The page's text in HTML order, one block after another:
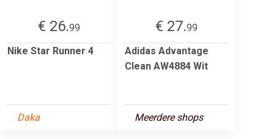
€ 26.99
Nike Star Runner 4
Daka
€ 27.99
Adidas Advantage
Clean AW4884 Wit
Meerdere shops